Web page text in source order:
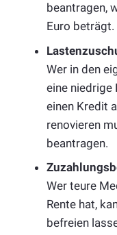
beantragen,
Euro beträgt.
Wer in den
eine niedrige
einen Kredit
renovieren
beantragen.
Wer teure
Rente hat,
befreien